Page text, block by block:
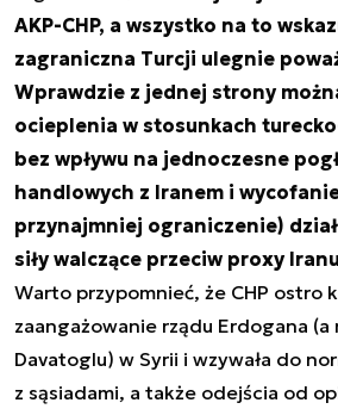
AKP-CHP, a wszystko na to
zagraniczna Turcji ulegnie
Wprawdzie z jednej strony
ocieplenia w stosunkach
bez wpływu na jednoczesne
handlowych z Iranem i
przynajmniej ograniczenie)
siły walczące przeciw proxy
Warto przypomnieć, że CHP ostro
zaangażowanie rządu Erdogana (a
Davatoglu) w Syrii i wzywała do
z sąsiadami, a także odejścia od